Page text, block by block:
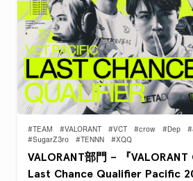
#TEAM #VALORANT #VCT #crow #Dep
#SugarZ3ro
#TENNN #XQQ
VALORANT部門 – 『
Last Chance Qualifier Pacific